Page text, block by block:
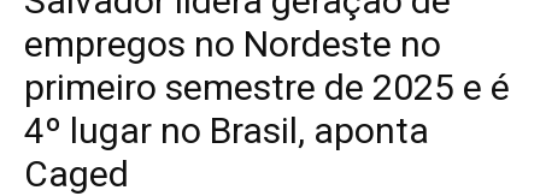
empregos no Nordeste no
primeiro semestre de 2025 e é
4º lugar no Brasil, aponta
Caged